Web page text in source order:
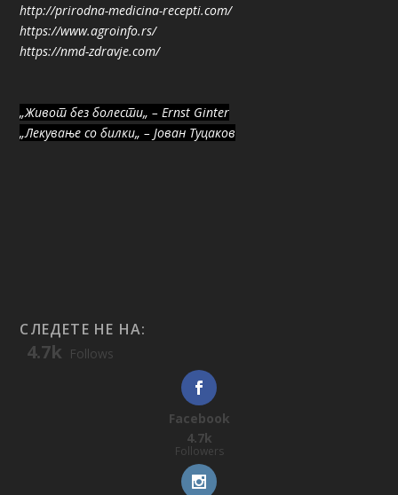
http://prirodna-medicina-recepti.com/
https://www.agroinfo.rs/
https://nmd-zdravje.com/
„Живот без болести„ – Ernst Ginter
„Лекување со билки„ – Јован Туцаков
СЛЕДЕТЕ НЕ НА:
4.7k Follows
Facebook
4.7k
Followers